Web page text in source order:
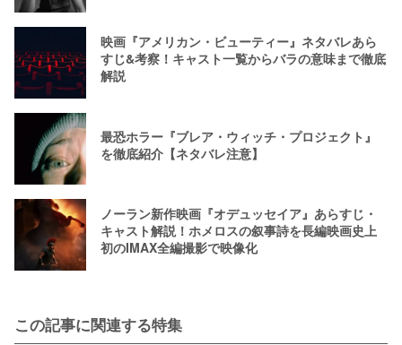
映画『アメリカン・ビューティー』ネタバレあら
すじ&考察！キャスト一覧からバラの意味まで徹底
解説
最恐ホラー『ブレア・ウィッチ・プロジェクト』
を徹底紹介【ネタバレ注意】
ノーラン新作映画『オデュッセイア』あらすじ・
キャスト解説！ホメロスの叙事詩を長編映画史上
初のIMAX全編撮影で映像化
この記事に関連する特集